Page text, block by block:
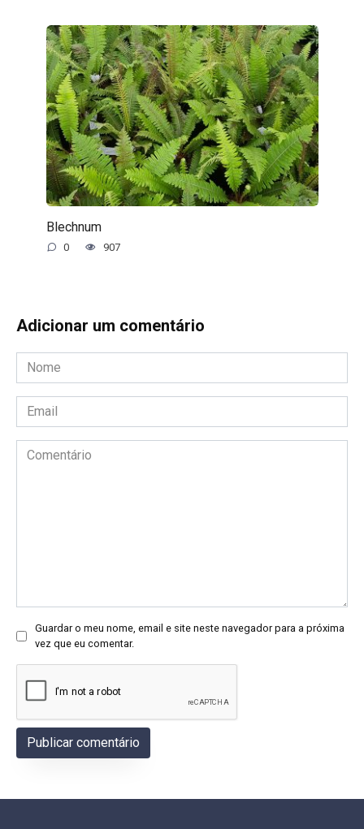
Blechnum
0 907
Adicionar um comentário
Nome
*
Email
*
Comentário
Guardar o meu nome, email e site neste navegador para a próxima
vez que eu comentar.